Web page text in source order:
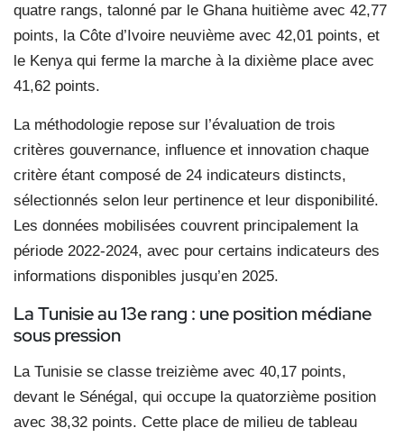
quatre rangs, talonné par le Ghana huitième avec 42,77
points, la Côte d’Ivoire neuvième avec 42,01 points, et
le Kenya qui ferme la marche à la dixième place avec
41,62 points.
La méthodologie repose sur l’évaluation de trois
critères gouvernance, influence et innovation chaque
critère étant composé de 24 indicateurs distincts,
sélectionnés selon leur pertinence et leur disponibilité.
Les données mobilisées couvrent principalement la
période 2022-2024, avec pour certains indicateurs des
informations disponibles jusqu’en 2025.
La Tunisie au 13e rang : une position médiane
sous pression
La Tunisie se classe treizième avec 40,17 points,
devant le Sénégal, qui occupe la quatorzième position
avec 38,32 points. Cette place de milieu de tableau